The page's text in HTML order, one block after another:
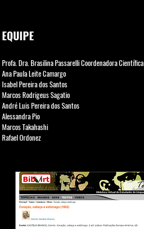
​EQUIPE
Profa. Dra. Brasilina Passarelli Coordenadora Científica
Ana Paula Leite Camargo
Isabel Pereira dos Santos
Marcos Rodrigeus Sagatio
André Luis Pereira dos Santos
Alessandra Pio
Marcos Takahashi
Rafael Ordonez